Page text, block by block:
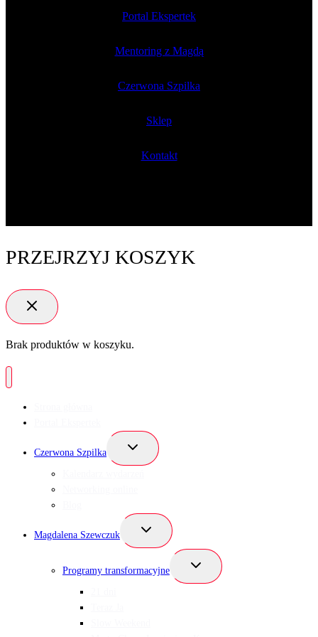
Portal Ekspertek
Mentoring z Magdą
Czerwona Szpilka
Sklep
Kontakt
PRZEJRZYJ KOSZYK
Brak produktów w koszyku.
Czerwona Szpilka
Przełącz
podrzędne
Magdalena Szewczuk
Przełącz
podrzędne
Programy transformacyjne
Przełącz
podrzędne